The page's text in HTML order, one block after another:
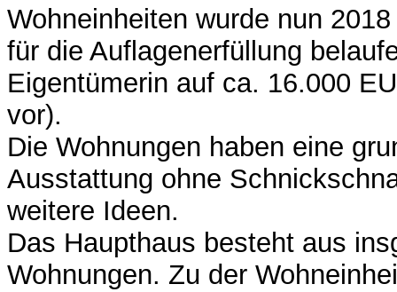
Wohneinheiten wurde nun
für die Auflagenerfüllung
Eigentümerin auf ca. 16.000
vor).
Die Wohnungen haben eine
Ausstattung ohne
weitere Ideen.
Das Haupthaus besteht aus
Wohnungen. Zu der